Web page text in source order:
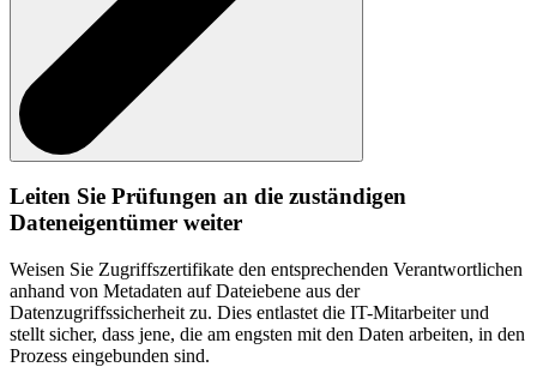
Leiten Sie Prüfungen an die zuständigen
Dateneigentümer weiter
Weisen Sie Zugriffszertifikate den entsprechenden Verantwortlichen
anhand von Metadaten auf Dateiebene aus der
Datenzugriffssicherheit zu. Dies entlastet die IT-Mitarbeiter und
stellt sicher, dass jene, die am engsten mit den Daten arbeiten, in den
Prozess eingebunden sind.